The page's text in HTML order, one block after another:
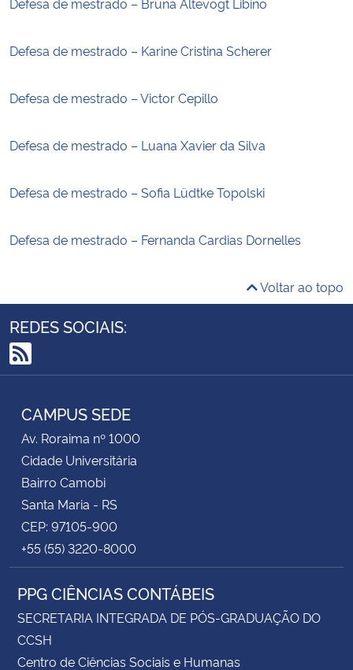
Defesa de mestrado – Karine Cristina Scherer
Defesa de mestrado – Victor Cepillo
Defesa de mestrado – Luana Xavier da Silva
Defesa de mestrado – Sofia Lüdtke Topolski
Defesa de mestrado – Fernanda Cardias Dornelles
Voltar ao topo
REDES SOCIAIS:
RSS
CAMPUS SEDE
Av. Roraima nº 1000
Cidade Universitária
Bairro Camobi
Santa Maria - RS
CEP: 97105-900
+55 (55) 3220-8000
PPG CIÊNCIAS CONTÁBEIS
SECRETARIA INTEGRADA DE PÓS-GRADUAÇÃO DO
CCSH
Centro de Ciências Sociais e Humanas